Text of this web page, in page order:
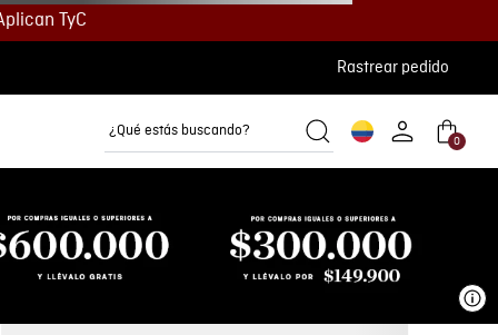
TyC
Rastrear pedido
¿Qué estás buscando?
0